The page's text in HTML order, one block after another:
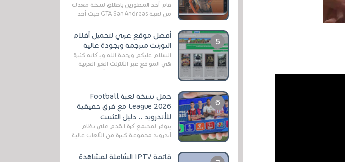
قام أحد المطورين بإطلاق نسخة معدلة
من لعبة GTA San Andreas حيث أخد
وجعلها خفيفة LITE لهواتف الأندرويد ،
وق...
أفضل موقع عربي لتحميل أفلام
التورنت مترجمة وبجودة عالية
السلام عليكم ورحمة الله وبركاته كثيرة
هي المواقع عبر الأنترنت الغير العربية
حمل نسخة لعبة Football
League 2026 مع فرق حقيقية
للأندرويد .. دليل التثبيت
يتوفر لمجتمع كرة القدم على نظام
أندرويد مجموعة كبيرة من الألعاب عالية
قائمة IPTV الشاملة لمشاهدة